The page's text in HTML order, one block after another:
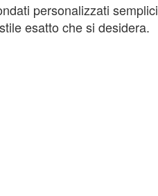
personalizzati
esatto che si desidera.